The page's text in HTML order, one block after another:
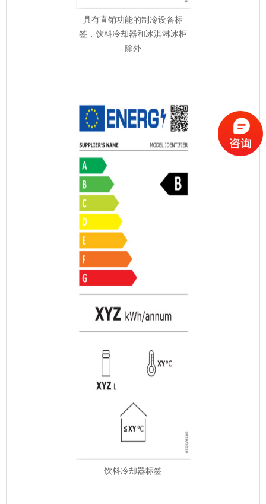
具有直销功能的制冷设备标
签，饮料冷却器和冰淇淋冰柜
除外
饮料冷却器标签